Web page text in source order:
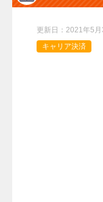
更新日： 2021年5月
キャリア決済